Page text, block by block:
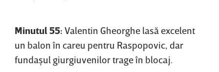
Minutul 55: Valentin Gheorghe lasă excelent
un balon în careu pentru Raspopovic, dar
fundaşul giurgiuvenilor trage în blocaj.